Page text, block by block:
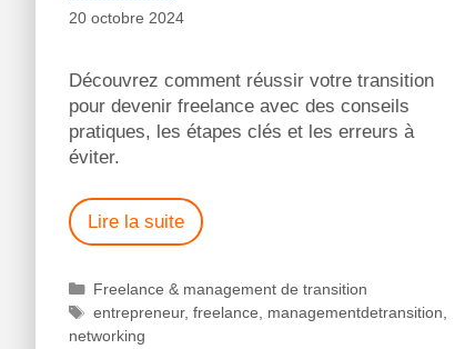
20 octobre 2024
Découvrez comment réussir votre transition
pour devenir freelance avec des conseils
pratiques, les étapes clés et les erreurs à
éviter.
Lire la suite
Freelance & management de transition
entrepreneur, freelance, managementdetransition,
networking